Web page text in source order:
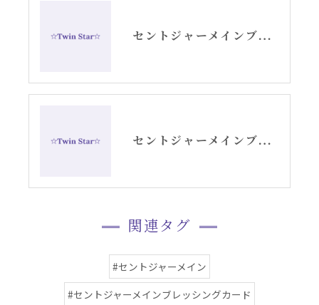
セントジャーメインブレッシングカードNo.24共鳴YouTube
セントジャーメインブレッシングカードNo.41アメジストご紹介YouTube動画
関連タグ
#セントジャーメイン
#セントジャーメインブレッシングカード